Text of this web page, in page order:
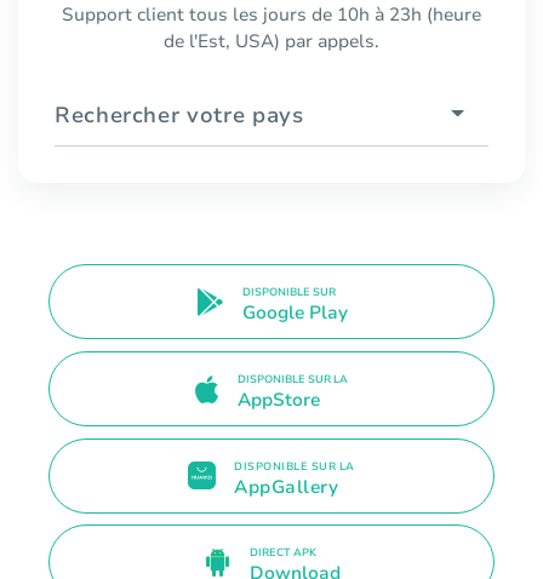
Support client tous les jours de 10h à 23h (heure
de l'Est, USA) par appels.
Rechercher votre pays
DISPONIBLE SUR
Google Play
DISPONIBLE SUR LA
AppStore
DISPONIBLE SUR LA
AppGallery
DIRECT APK
Download